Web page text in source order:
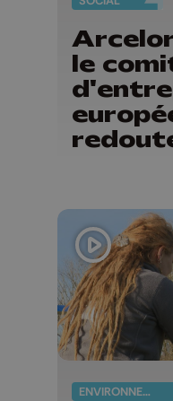
le
ENVIRONNEMENT